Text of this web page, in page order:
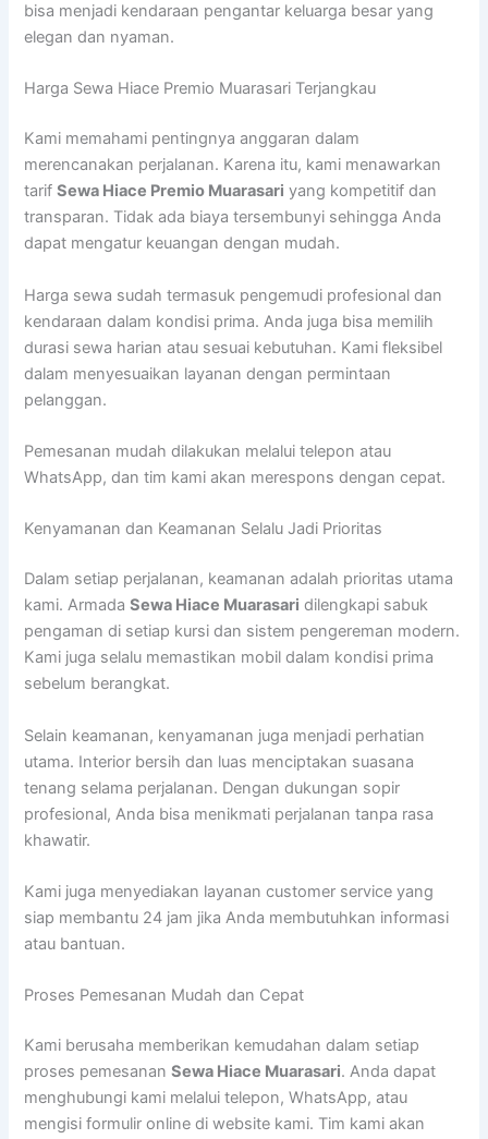
bisa menjadi kendaraan pengantar keluarga besar yang
elegan dan nyaman.
Harga Sewa Hiace Premio Muarasari Terjangkau
Kami memahami pentingnya anggaran dalam
merencanakan perjalanan. Karena itu, kami menawarkan
tarifSewa Hiace Premio Muarasari yang kompetitif dan
transparan. Tidak ada biaya tersembunyi sehingga Anda
dapat mengatur keuangan dengan mudah.
Harga sewa sudah termasuk pengemudi profesional dan
kendaraan dalam kondisi prima. Anda juga bisa memilih
durasi sewa harian atau sesuai kebutuhan. Kami fleksibel
dalam menyesuaikan layanan dengan permintaan
pelanggan.
Pemesanan mudah dilakukan melalui telepon atau
WhatsApp, dan tim kami akan merespons dengan cepat.
Kenyamanan dan Keamanan Selalu Jadi Prioritas
Dalam setiap perjalanan, keamanan adalah prioritas utama
kami. ArmadaSewa Hiace Muarasari dilengkapi sabuk
pengaman di setiap kursi dan sistem pengereman modern.
Kami juga selalu memastikan mobil dalam kondisi prima
sebelum berangkat.
Selain keamanan, kenyamanan juga menjadi perhatian
utama. Interior bersih dan luas menciptakan suasana
tenang selama perjalanan. Dengan dukungan sopir
profesional, Anda bisa menikmati perjalanan tanpa rasa
khawatir.
Kami juga menyediakan layanan customer service yang
siap membantu 24 jam jika Anda membutuhkan informasi
atau bantuan.
Proses Pemesanan Mudah dan Cepat
Kami berusaha memberikan kemudahan dalam setiap
proses pemesananSewa Hiace Muarasari. Anda dapat
menghubungi kami melalui telepon, WhatsApp, atau
mengisi formulir online di website kami. Tim kami akan